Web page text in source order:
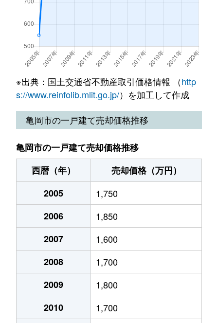
東別院町鎌倉
東別院町鎌倉
東別院町東掛
180万円 亀岡
徒歩
本梅町平松
1,400万円 亀岡
990万円 亀岡
本梅町平松
1,100万円 亀岡
徒歩
南つつじケ丘大葉台
1,200万円
南つつじケ丘大葉台
1,600万円 亀岡
南つつじケ丘大葉台
1,300万円
南つつじケ丘桜台
2,000万円
南つつじケ丘桜台
1,400万円
南つつじケ丘桜台
1,200万円
南つつじケ丘桜台
2,300万円
南つつじケ丘桜台
1,300万円
※出典：国土交通省不動産取引価格情報 （http
s://www.reinfolib.mlit.go.jp/）を加工して作成
亀岡市の一戸建て売却価格推移
亀岡市の一戸建て売却価格推移
西暦（年）
売却価格（万円）
2005
1,750
2006
1,850
2007
1,600
2008
1,700
2009
1,800
2010
1,700